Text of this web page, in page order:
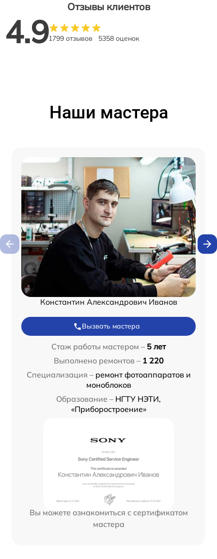
Отзывы клиентов
4.91799 отзывов 5358 оценок
Наши мастера
Константин Александрович Иванов
Вызвать мастера
Стаж работы мастером – 5 лет
Выполнено ремонтов – 1 220
Специализация – ремонт фотоаппаратов и
моноблоков
Образование – НГТУ НЭТИ,
«Приборостроение»
Вы можете ознакомиться с сертификатом
мастера